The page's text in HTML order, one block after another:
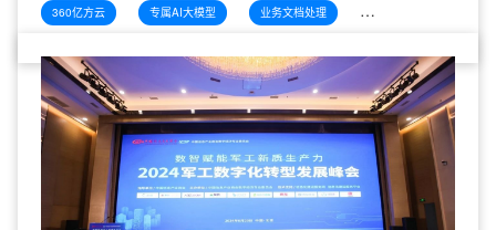
能。这些场景覆盖了医药、科技、建筑等多个行业，显著提升了
文档处理速度、内容创作质量和知识管理效率。
360亿方云 专属AI大模型 业务文档处理 智能知识管理